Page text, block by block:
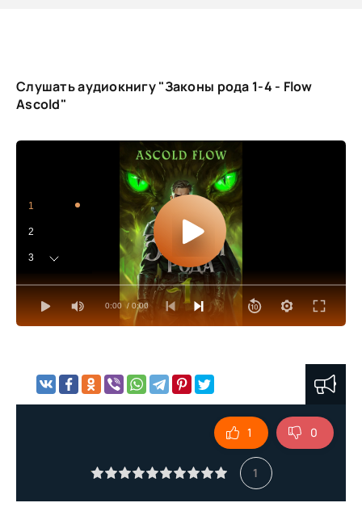
Слушать аудиокнигу "Законы рода 1-4 - Flow
Ascold"
0:00 / 0:00
1
2
3
4
1
1 0